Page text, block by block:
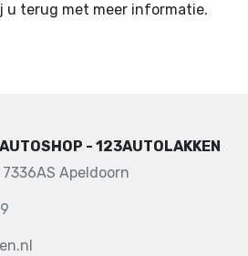
u terug met meer informatie.
- 123AUTOLAKKEN
Apeldoorn